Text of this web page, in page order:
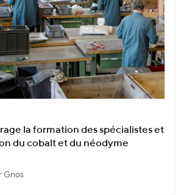
la formation des spécialistes et
du cobalt et du néodyme
Gnos